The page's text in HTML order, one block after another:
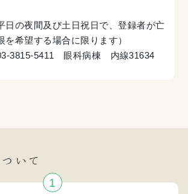
日の夜間及び土日祝日で、登録者が亡
を希望する場合に限ります）
5411 眼科病棟 内線31634
いて